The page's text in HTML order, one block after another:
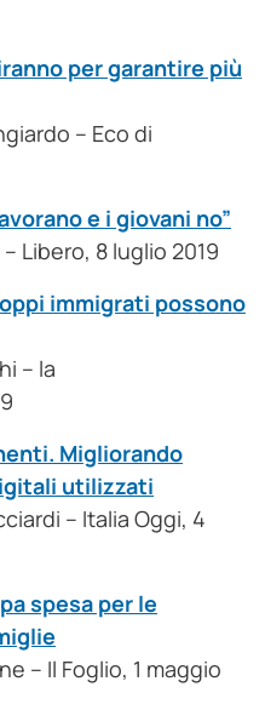
per garantire più
– Eco di
e i giovani no”
Libero, 8 luglio 2019
immigrati possono
– la
Migliorando
utilizzati
– Italia Oggi, 4
spesa per le
– Il Foglio, 1 maggio